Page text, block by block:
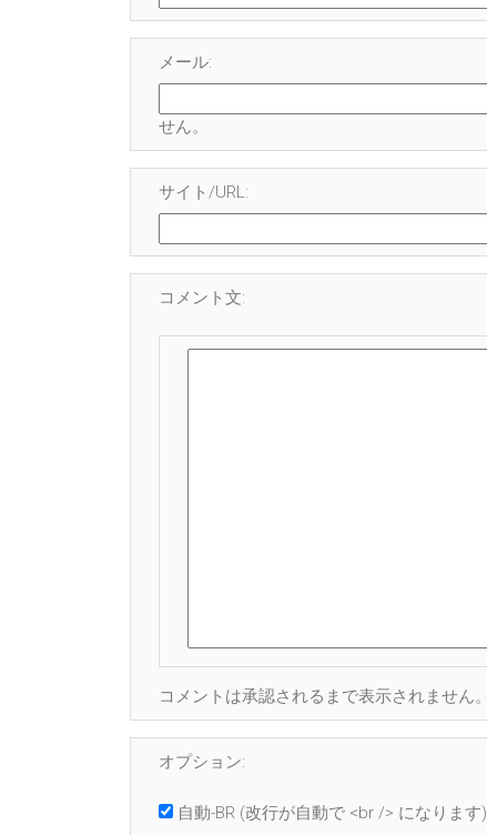
メール:
せん。
サイト/URL:
コメント文:
コメントは承認されるまで表示されません。
オプション:
自動-BR (改行が自動で <br /> になります)